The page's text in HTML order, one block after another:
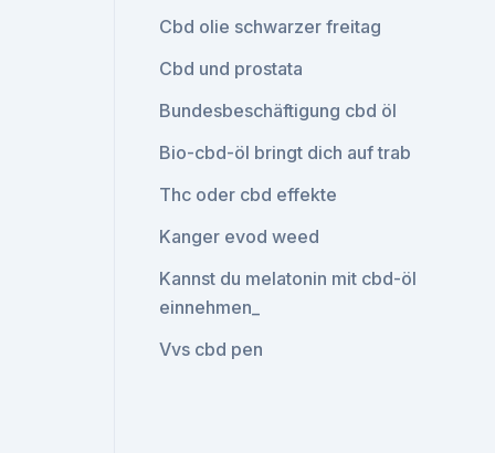
Cbd olie schwarzer freitag
Cbd und prostata
Bundesbeschäftigung cbd öl
Bio-cbd-öl bringt dich auf trab
Thc oder cbd effekte
Kanger evod weed
Kannst du melatonin mit cbd-öl
einnehmen_
Vvs cbd pen